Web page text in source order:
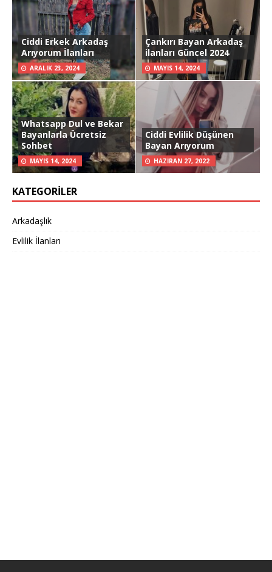
Ciddi Erkek Arkadaş
Arıyorum İlanları
ARALIK 23, 2024
Çankırı Bayan Arkadaş
ilanları Güncel 2024
MAYIS 14, 2024
Whatsapp Dul ve Bekar
Bayanlarla Ücretsiz
Sohbet
MAYIS 14, 2024
Ciddi Evlilik Düşünen
Bayan Arıyorum
HAZIRAN 27, 2022
KATEGORILER
Arkadaşlık
Evlilik İlanları